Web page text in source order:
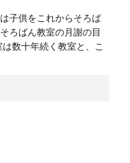
子供をこれからそろば
ろばん教室の月謝の目
数十年続く教室と、こ